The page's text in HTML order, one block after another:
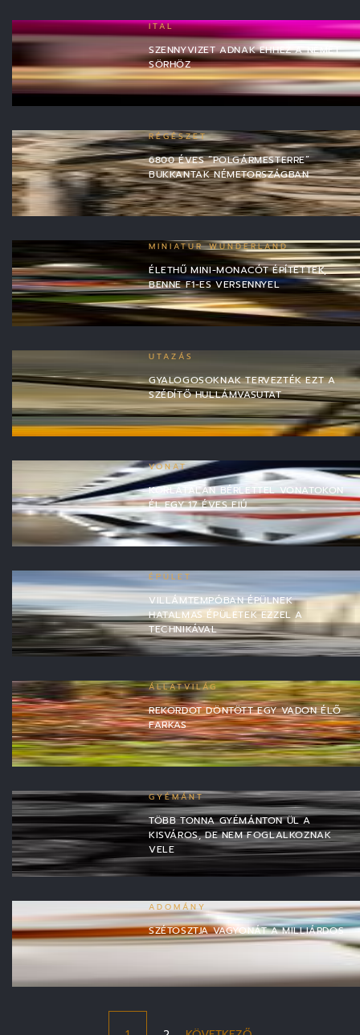
ITAL
SZENNYVIZET ADNAK EHHEZ A NÉMET
SÖRHÖZ
RÉGÉSZET
6800 ÉVES “POLGÁRMESTERRE”
BUKKANTAK NÉMETORSZÁGBAN
MINIATUR WUNDERLAND
ÉLETHŰ MINI-MONACÓT ÉPÍTETTEK,
BENNE F1-ES VERSENNYEL
UTAZÁS
GYALOGOSOKNAK TERVEZTÉK EZT A
SZÉDÍTŐ HULLÁMVASUTAT
VONAT
KORLÁTALAN BÉRLETTEL VONATOKON
ÉL EGY 17 ÉVES FIÚ
ÉPÜLET
VILLÁMTEMPÓBAN ÉPÜLNEK
HATALMAS ÉPÜLETEK EZZEL A
TECHNIKÁVAL
ÁLLATVILÁG
REKORDOT DÖNTÖTT EGY VADON ÉLŐ
FARKAS
GYÉMÁNT
TÖBB TONNA GYÉMÁNTON ÜL A
KISVÁROS, DE NEM FOGLALKOZNAK
VELE
ADOMÁNY
SZÉTOSZTJA VAGYONÁT A MILLIÁRDOS